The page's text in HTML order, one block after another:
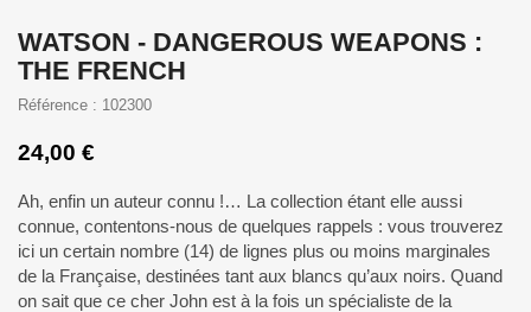
WATSON - DANGEROUS WEAPONS :
THE FRENCH
Référence : 102300
24,00 €
Ah, enfin un auteur connu !… La collection étant elle aussi
connue, contentons-nous de quelques rappels : vous trouverez
ici un certain nombre (14) de lignes plus ou moins marginales
de la Française, destinées tant aux blancs qu’aux noirs. Quand
on sait que ce cher John est à la fois un spécialiste de la